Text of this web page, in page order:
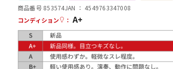
その他楽器
商品番号 853574JAN ： 4549763347008
コンディション
： A+